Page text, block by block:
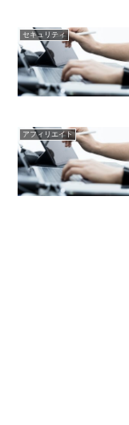
セキュリティ
アフィリエイト